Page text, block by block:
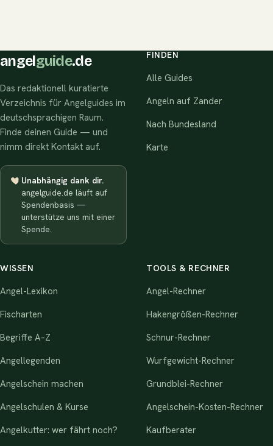
angelguide.de
Das redaktionell kuratierte
Verzeichnis für Angelguides im
deutschsprachigen Raum.
Finde deinen Guide — und
nimm direkt Kontakt auf.
Unabhängig dank dir.
angelguide.de läuft auf
Spendenbasis —
unterstütze uns mit einer
Spende.
FINDEN
Alle Guides
Angeln auf Zander
Nach Bundesland
Karte
WISSEN
Angel-Lexikon
Fischarten
Begriffe A–Z
Angellegenden
Angelschein machen
Angelschulen & Kurse
Angelkutter: wer fährt noch?
TOOLS & RECHNER
Angel-Rechner
Hakengrößen-Rechner
Schnur-Rechner
Wurfgewicht-Rechner
Grundblei-Rechner
Angelschein-Kosten-Rechner
Kaufberater